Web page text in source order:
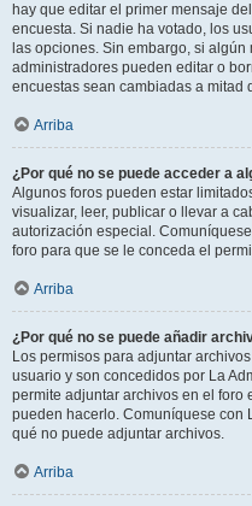
hay que editar el primer mensaje
encuesta. Si nadie ha votado, los
las opciones. Sin embargo, si
administradores pueden editar o
encuestas sean cambiadas a mitad
Arriba
¿Por qué no se puede acceder a
Algunos foros pueden estar
visualizar, leer, publicar o llevar a
autorización especial.
foro para que se le conceda el
Arriba
¿Por qué no se puede añadir
Los permisos para adjuntar
usuario y son concedidos por La
permite adjuntar archivos en el foro
pueden hacerlo. Comuníquese con
qué no puede adjuntar archivos.
Arriba